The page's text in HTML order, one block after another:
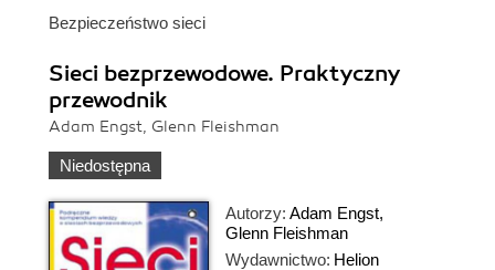
Bezpieczeństwo sieci
Sieci bezprzewodowe. Praktyczny
przewodnik
Adam Engst, Glenn Fleishman
Niedostępna
Autorzy: Adam Engst,
Glenn Fleishman
Wydawnictwo: Helion